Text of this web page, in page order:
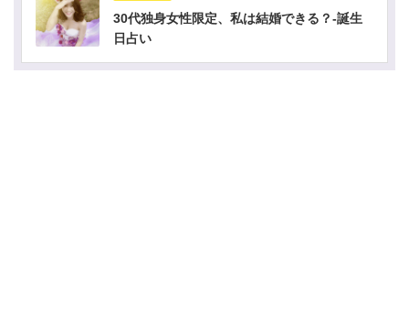
30代独身女性限定、私は結婚できる？-誕生
日占い